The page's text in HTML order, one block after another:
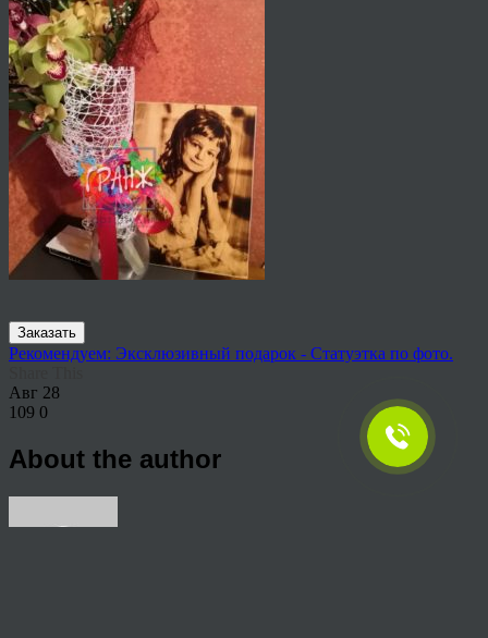
Заказать
Рекомендуем: Эксклюзивный подарок - Статуэтка по фото.
Авг 28
109 0
About the author